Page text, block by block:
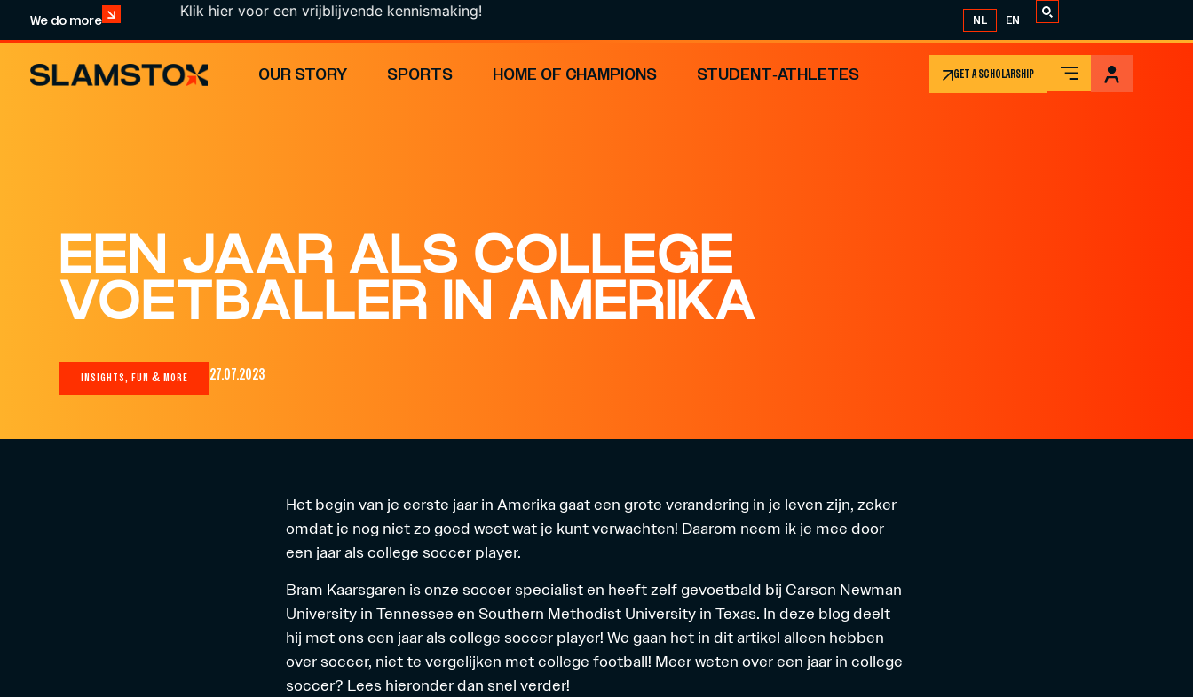
We do more
Klik hier voor een vrijblijvende kennismaking!
NL EN
OUR STORY SPORTS HOME OF CHAMPIONS STUDENT-ATHLETES GET A SCHOLARSHIP
EEN JAAR ALS COLLEGE
VOETBALLER IN AMERIKA
INSIGHTS, FUN & MORE 27.07.2023
Het begin van je eerste jaar in Amerika gaat een grote verandering in je leven zijn, zeker
omdat je nog niet zo goed weet wat je kunt verwachten! Daarom neem ik je mee door
een jaar als college soccer player.
Bram Kaarsgaren is onze soccer specialist en heeft zelf gevoetbald bij Carson Newman
University in Tennessee en Southern Methodist University in Texas. In deze blog deelt
hij met ons een jaar als college soccer player! We gaan het in dit artikel alleen hebben
over soccer, niet te vergelijken met college football! Meer weten over een jaar in college
soccer? Lees hieronder dan snel verder!